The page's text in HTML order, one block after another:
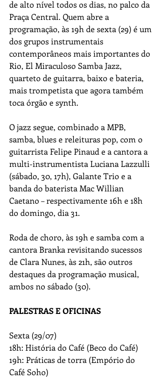
de alto nível todos os dias, no palco da
Praça Central. Quem abre a
programação, às 19h de sexta (29) é um
dos grupos instrumentais
contemporâneos mais importantes do
Rio, El Miraculoso Samba Jazz,
quarteto de guitarra, baixo e bateria,
mais trompetista que agora também
toca órgão e synth.
O jazz segue, combinado a MPB,
samba, blues e releituras pop, com o
guitarrista Felipe Pinaud e a cantora a
multi-instrumentista Luciana Lazzulli
(sábado, 30, 17h), Galante Trio e a
banda do baterista Mac Willian
Caetano – respectivamente 16h e 18h
do domingo, dia 31.
Roda de choro, às 19h e samba com a
cantora Branka revisitando sucessos
de Clara Nunes, às 21h, são outros
destaques da programação musical,
ambos no sábado (30).
PALESTRAS E OFICINAS
Sexta (29/07)
18h: História do Café (Beco do Café)
19h: Práticas de torra (Empório do
Café Soho)